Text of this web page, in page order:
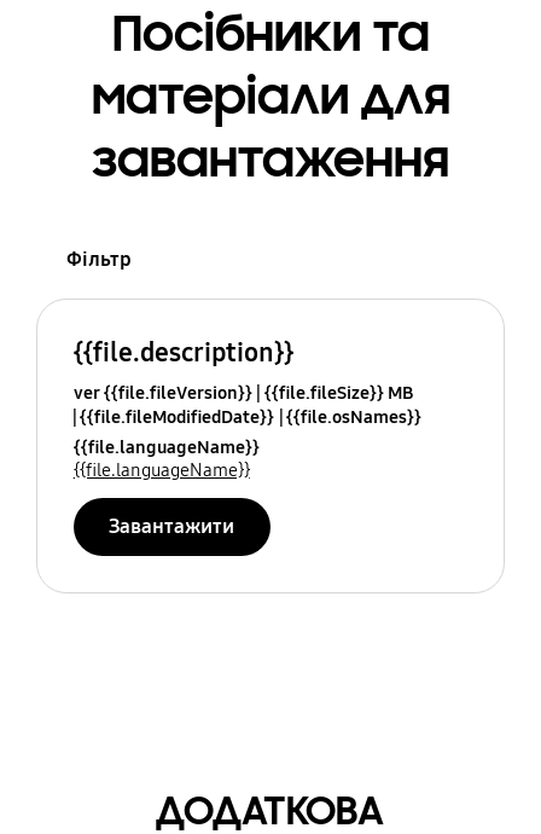
Посібники та
матеріали для
завантаження
Фільтр
{{file.description}}
ver {{file.fileVersion}} {{file.fileSize}} MB
{{file.fileModifiedDate}} {{file.osNames}}
{{file.languageName}}
{{file.languageName}}
Завантажити
ДОДАТКОВА